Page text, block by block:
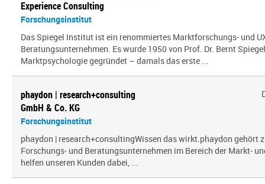
Experience Consulting
Forschungsinstitut
Das Spiegel Institut ist ein renommiertes Marktforschungs- und
Beratungsunternehmen. Es wurde 1950 von Prof. Dr. Bernt
Marktpsychologie gegründet – damals das erste ...
phaydon | research+consulting
GmbH & Co. KG
Forschungsinstitut
phaydon | research+consultingWissen das wirkt.phaydon gehört
Forschungs- und Beratungsunternehmen im Bereich der Markt-
helfen unseren Kunden dabei, ...